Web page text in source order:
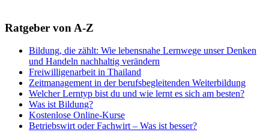
Ratgeber von A-Z
Bildung, die zählt: Wie lebensnahe Lernwege unser Denken
und Handeln nachhaltig verändern
Freiwilligenarbeit in Thailand
Zeitmanagement in der berufsbegleitenden Weiterbildung
Welcher Lerntyp bist du und wie lernt es sich am besten?
Was ist Bildung?
Kostenlose Online-Kurse
Betriebswirt oder Fachwirt – Was ist besser?